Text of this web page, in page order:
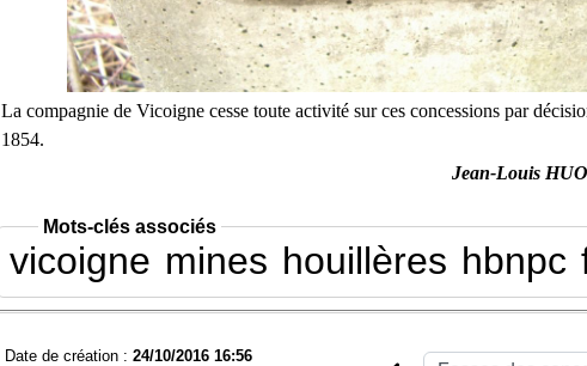
La compagnie de Vicoigne cesse toute activité sur ces concessions par
1854.
Jean-Louis
Mots-clés associés
vicoigne mines houillères hbnpc
Date de création : 24/10/2016 16:56